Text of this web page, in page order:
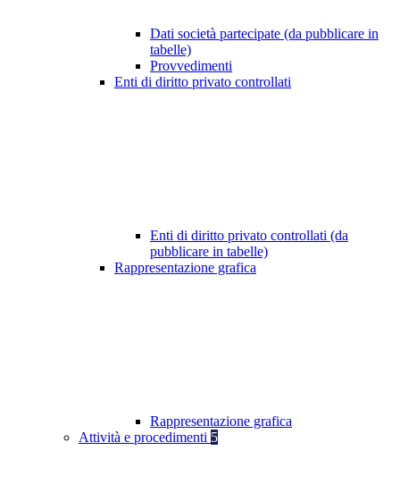
Dati società partecipate (da pubblicare in
tabelle)
Provvedimenti
Enti di diritto privato controllati
Enti di diritto privato controllati (da
pubblicare in tabelle)
Rappresentazione grafica
Rappresentazione grafica
Attività e procedimenti 5